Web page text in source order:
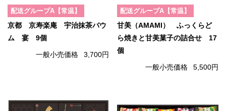
配送グループA【常温】
京都 京寿楽庵 宇治抹茶バウ
ム 宴 9個
一般小売価格 3,700円
配送グループA【常温】
甘美（AMAMI） ふっくらど
ら焼きと甘美菓子の詰合せ 17
個
一般小売価格 5,500円